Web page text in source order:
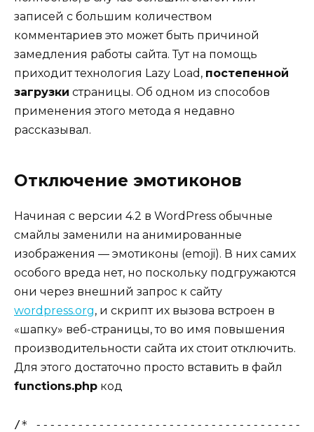
записей с большим количеством
комментариев это может быть причиной
замедления работы сайта. Тут на помощь
приходит технология Lazy Load, постепенной
загрузки страницы. Об одном из способов
применения этого метода я недавно
рассказывал.
Отключение эмотиконов
Начиная с версии 4.2 в WordPress обычные
смайлы заменили на анимированные
изображения — эмотиконы (emoji). В них самих
особого вреда нет, но поскольку подгружаются
они через внешний запрос к сайту
wordpress.org, и скрипт их вызова встроен в
«шапку» веб-страницы, то во имя повышения
производительности сайта их стоит отключить.
Для этого достаточно просто вставить в файл
functions.php код
/*